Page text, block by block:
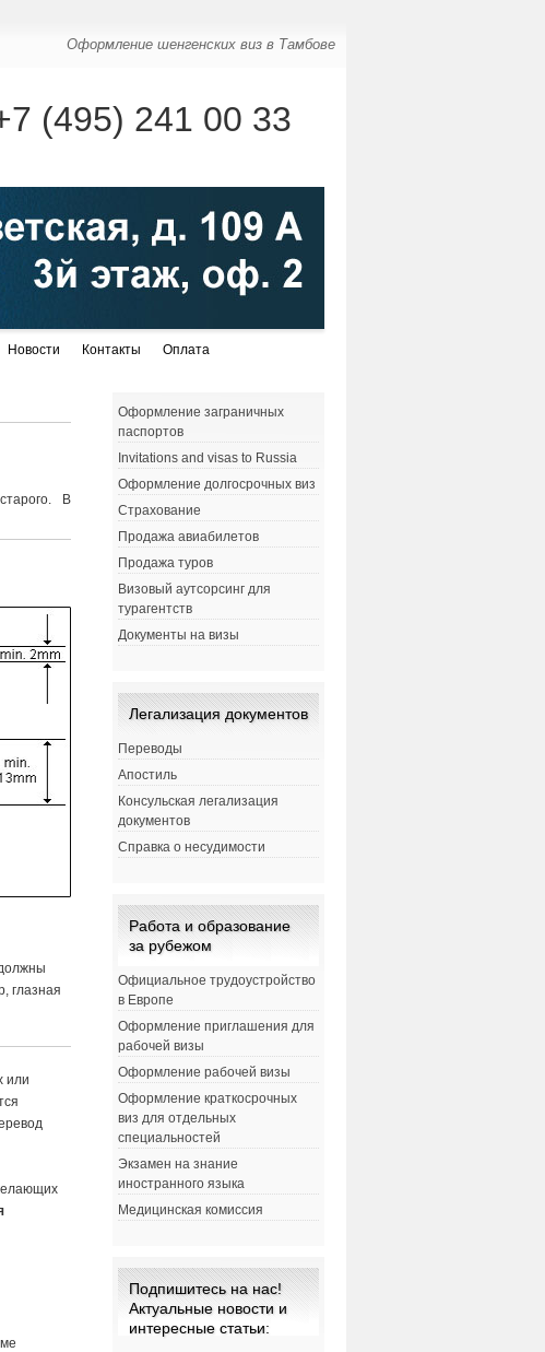
Оформление шенгенских виз в Тамбове
(495) 241 00 33
Новости Контакты Оплата
В
глазная
или
Оформление заграничных
паспортов
Invitations and visas to Russia
Оформление долгосрочных виз
Страхование
Продажа авиабилетов
Продажа туров
Визовый аутсорсинг для
турагентств
Документы на визы
Легализация документов
Переводы
Апостиль
Консульская легализация
документов
Справка о несудимости
Работа и образование
за рубежом
Официальное трудоустройство
в Европе
Оформление приглашения для
рабочей визы
Оформление рабочей визы
Оформление краткосрочных
виз для отдельных
специальностей
Экзамен на знание
иностранного языка
Медицинская комиссия
Подпишитесь на нас!
Актуальные новости и
интересные статьи: